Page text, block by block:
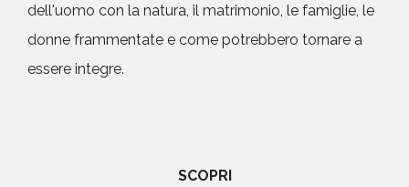
dell'uomo con la natura, il matrimonio, le famiglie, le
donne frammentate e come potrebbero tornare a
essere integre.
SCOPRI